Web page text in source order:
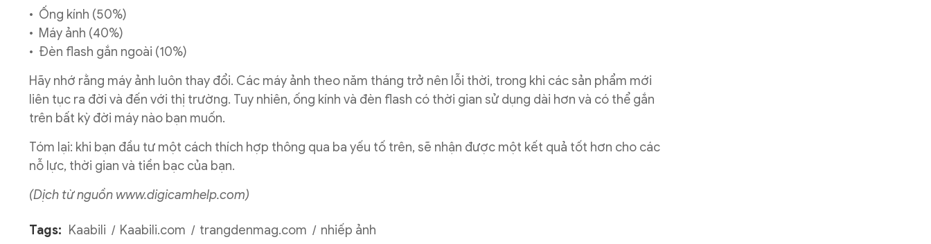
• Ống kính (50%)
• Máy ảnh (40%)
• Đèn flash gắn ngoài (10%)
Hãy nhớ rằng máy ảnh luôn thay đổi. Các máy ảnh theo năm tháng trở nên lỗi thời, trong khi các sản phẩm mới
liên tục ra đời và đến với thị trường. Tuy nhiên, ống kính và đèn flash có thời gian sử dụng dài hơn và có thể gắn
trên bất kỳ đời máy nào bạn muốn.
Tóm lại: khi bạn đầu tư một cách thích hợp thông qua ba yếu tố trên, sẽ nhận được một kết quả tốt hơn cho các
nỗ lực, thời gian và tiền bạc của bạn.
(Dịch từ nguồn www.digicamhelp.com)
Tags: Kaabili Kaabili.com trangdenmag.com nhiếp ảnh